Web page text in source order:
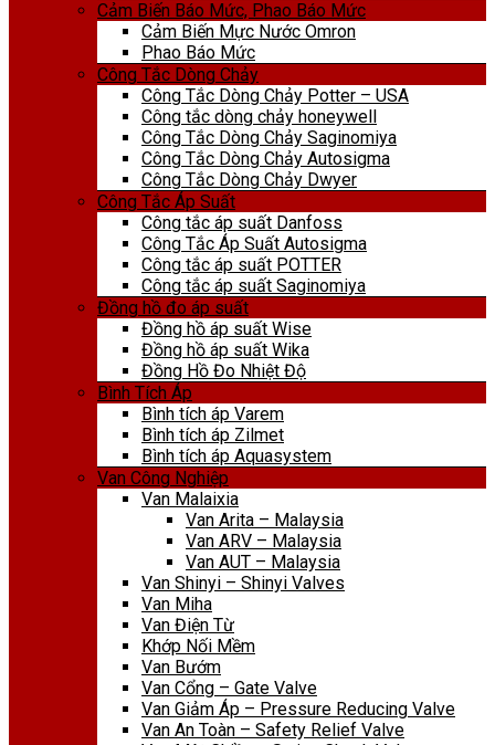
Cảm Biến Báo Mức, Phao Báo Mức
Cảm Biến Mực Nước Omron
Phao Báo Mức
Công Tắc Dòng Chảy
Công Tắc Dòng Chảy Potter – USA
Công tắc dòng chảy honeywell
Công Tắc Dòng Chảy Saginomiya
Công Tắc Dòng Chảy Autosigma
Công Tắc Dòng Chảy Dwyer
Công Tắc Áp Suất
Công tắc áp suất Danfoss
Công Tắc Áp Suất Autosigma
Công tắc áp suất POTTER
Công tắc áp suất Saginomiya
Đồng hồ đo áp suất
Đồng hồ áp suất Wise
Đồng hồ áp suất Wika
Đồng Hồ Đo Nhiệt Độ
Bình Tích Áp
Bình tích áp Varem
Bình tích áp Zilmet
Bình tích áp Aquasystem
Van Công Nghiệp
Van Malaixia
Van Arita – Malaysia
Van ARV – Malaysia
Van AUT – Malaysia
Van Shinyi – Shinyi Valves
Van Miha
Van Điện Từ
Khớp Nối Mềm
Van Bướm
Van Cổng – Gate Valve
Van Giảm Áp – Pressure Reducing Valve
Van An Toàn – Safety Relief Valve